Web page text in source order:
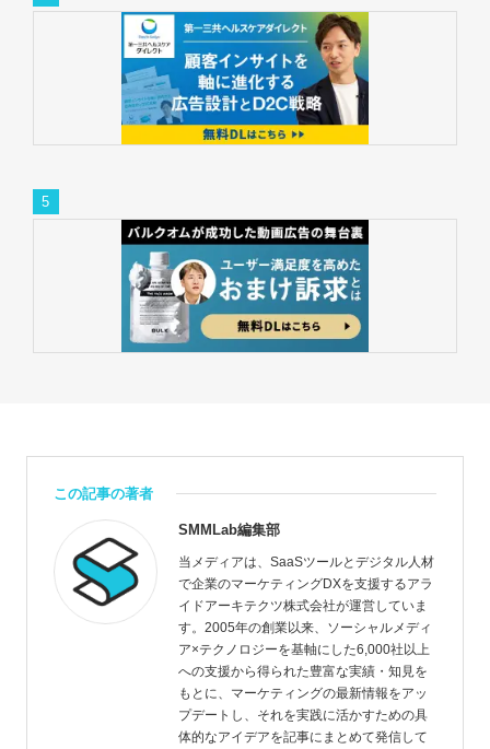
この記事の著者
SMMLab編集部
当メディアは、SaaSツールとデジタル人材
で企業のマーケティングDXを支援するアラ
イドアーキテクツ株式会社が運営していま
す。2005年の創業以来、ソーシャルメディ
ア×テクノロジーを基軸にした6,000社以上
への支援から得られた豊富な実績・知見を
もとに、マーケティングの最新情報をアッ
プデートし、それを実践に活かすための具
体的なアイデアを記事にまとめて発信して